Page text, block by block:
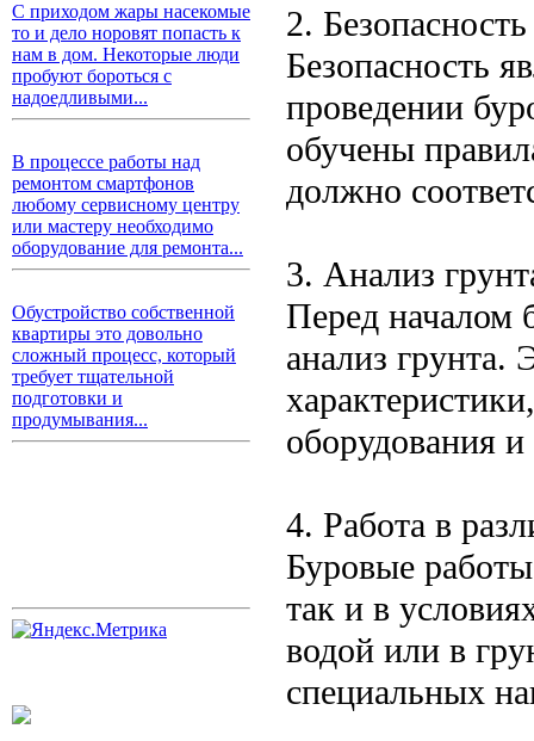
С приходом жары насекомые
то и дело норовят попасть к
нам в дом. Некоторые люди
пробуют бороться с
надоедливыми...
В процессе работы над
ремонтом смартфонов
любому сервисному центру
или мастеру необходимо
оборудование для ремонта...
Обустройство собственной
квартиры это довольно
сложный процесс, который
требует тщательной
подготовки и
продумывания...
2. Безопасность
Безопасность
проведении
обучены
должно
3. Анализ
Перед началом
анализ грунта.
оборудования
4. Работа в
Буровые
так и в
водой или в
специальных